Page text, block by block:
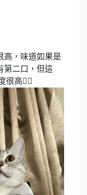
高，味道如果是
第二口，但這
很高✌🏻